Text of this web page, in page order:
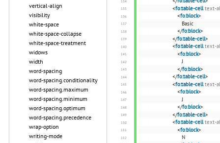
vertical-align
visibility
white-space
white-space-collapse
white-space-treatment
widows
width
word-spacing
word-spacing.conditionality
word-spacing.maximum
word-spacing.minimum
word-spacing.optimum
word-spacing.precedence
wrap-option
writing-mode
<fo:table-cell text-
<fo:block>
Basic
</fo:block>
</fo:table-cell>
<fo:table-cell text-
<fo:block>
J
</fo:block>
</fo:table-cell>
<fo:table-cell text-
<fo:block>
J
</fo:block>
</fo:table-cell>
<fo:table-cell text-
<fo:block>
N